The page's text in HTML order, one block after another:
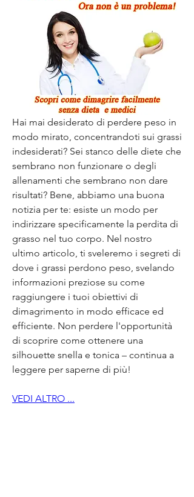
Hai mai desiderato di perdere peso in
modo mirato, concentrandoti sui grassi
indesiderati? Sei stanco delle diete che
sembrano non funzionare o degli
allenamenti che sembrano non dare
risultati? Bene, abbiamo una buona
notizia per te: esiste un modo per
indirizzare specificamente la perdita di
grasso nel tuo corpo. Nel nostro
ultimo articolo, ti sveleremo i segreti di
dove i grassi perdono peso, svelando
informazioni preziose su come
raggiungere i tuoi obiettivi di
dimagrimento in modo efficace ed
efficiente. Non perdere l'opportunità
di scoprire come ottenere una
silhouette snella e tonica – continua a
leggere per saperne di più!
VEDI ALTRO ...